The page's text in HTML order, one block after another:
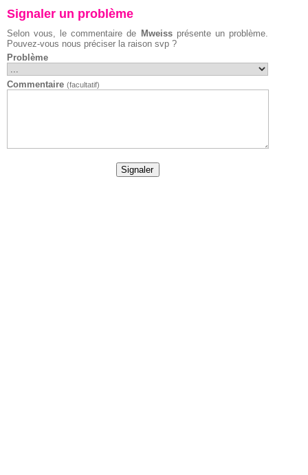
Signaler un problème
Selon vous, le commentaire de Mweissprésente un problème.
Pouvez-vous nous préciser la raison svp ?
Problème
Commentaire (facultatif)